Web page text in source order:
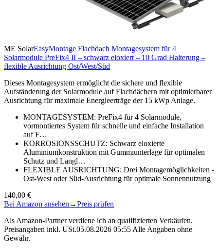
ME SolarEasyMontage Flachdach Montagesystem für 4
Solarmodule PreFix4 II – schwarz eloxiert – 10 Grad Halterung –
flexible Ausrichtung Ost/West/Süd
Dieses Montagesystem ermöglicht die sichere und flexible
Aufständerung der Solarmodule auf Flachdächern mit optimierbarer
Ausrichtung für maximale Energieerträge der 15 kWp Anlage.
MONTAGESYSTEM: PreFix4 für 4 Solarmodule,
vormontiertes System für schnelle und einfache Installation
auf F…
KORROSIONSSCHUTZ: Schwarz eloxierte
Aluminiumkonstruktion mit Gummiunterlage für optimalen
Schutz und Langl…
FLEXIBLE AUSRICHTUNG: Drei Montagemöglichkeiten -
Ost-West oder Süd-Ausrichtung für optimale Sonnennutzung
140,00 €
Bei Amazon ansehen →Preis prüfen
Als Amazon-Partner verdiene ich an qualifizierten Verkäufen.
Preisangaben inkl. USt.05.08.2026 05:55 Alle Angaben ohne
Gewähr.